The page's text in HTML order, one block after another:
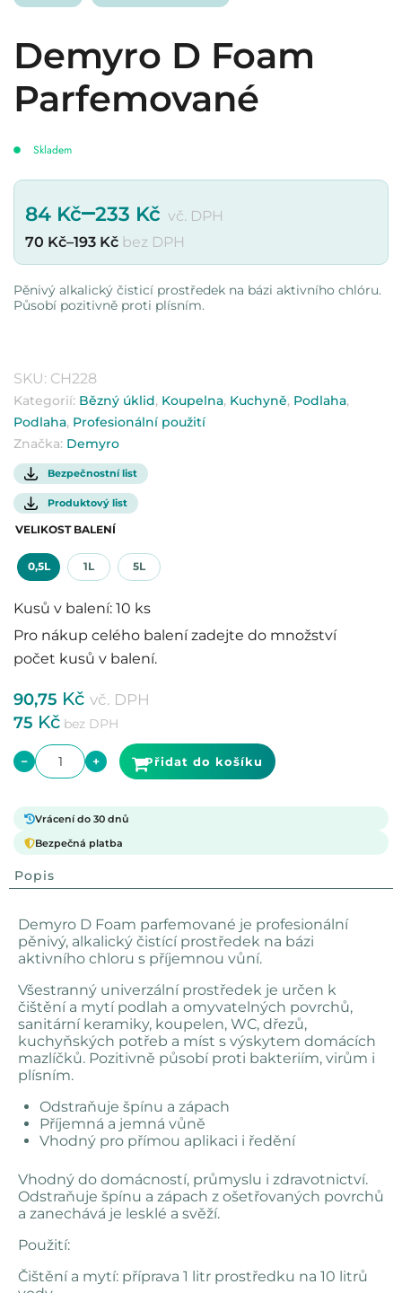
Demyro D Foam
Parfemované
Skladem
84 Kč–233 Kč vč. DPH
70 Kč–193 Kč bez DPH
Pěnivý alkalický čisticí prostředek na bázi aktivního chlóru.
Působí pozitivně proti plísním.
SKU: CH228
Kategorií: Bězný úklid, Koupelna, Kuchyně, Podlaha,
Podlaha, Profesionální použití
Značka: Demyro
Bezpečnostní list
Produktový list
VELIKOST BALENÍ
0,5L 1L 5L
Kusů v balení: 10 ks
Pro nákup celého balení zadejte do množství
počet kusů v balení.
90,75 Kč vč. DPH
75 Kč bez DPH
− + Přidat do košíku
Vrácení do 30 dnů
Bezpečná platba
Popis
Demyro D Foam parfemované je profesionální
pěnivý, alkalický čistící prostředek na bázi
aktivního chloru s příjemnou vůní.
Všestranný univerzální prostředek je určen k
čištění a mytí podlah a omyvatelných povrchů,
sanitární keramiky, koupelen, WC, dřezů,
kuchyňských potřeb a míst s výskytem domácích
mazlíčků. Pozitivně působí proti bakteriím, virům i
plísním.
Odstraňuje špínu a zápach
Příjemná a jemná vůně
Vhodný pro přímou aplikaci i ředění
Vhodný do domácností, průmyslu i zdravotnictví.
Odstraňuje špínu a zápach z ošetřovaných povrchů
a zanechává je lesklé a svěží.
Použití:
Čištění a mytí: příprava 1 litr prostředku na 10 litrů